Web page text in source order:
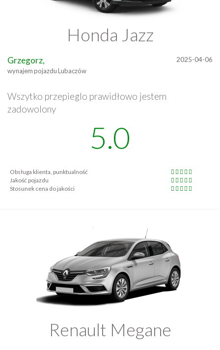
Honda Jazz
2025-04-06
Grzegorz,
wynajem pojazdu Lubaczów
Wszytko przepieglo prawidłowo jestem
zadowolony
5.0
Obsługa klienta, punktualność
Jakość pojazdu
Stosunek cena do jakości
Renault Megane